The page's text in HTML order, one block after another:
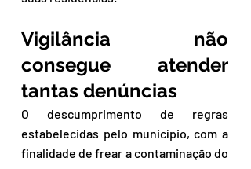
Vigilância não
consegue atender
tantas denúncias
O descumprimento de regras
estabelecidas pelo município, com a
finalidade de frear a contaminação do